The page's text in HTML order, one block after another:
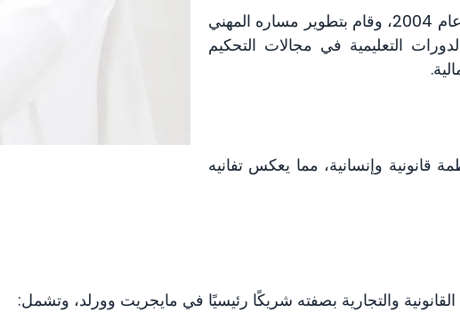
حصل رامي على درجة البكالوريوس في عام 2004، وقام بتطوير مساره المهني
التعليمية في مجالات التحكيم
نشاطًا في أكثر من 15 منظمة قانونية وإنسانية، مما يعكس تفانيه
والتجارية بصفته شريكًا رئيسيًا في مايجريت وورلد، وتشمل: